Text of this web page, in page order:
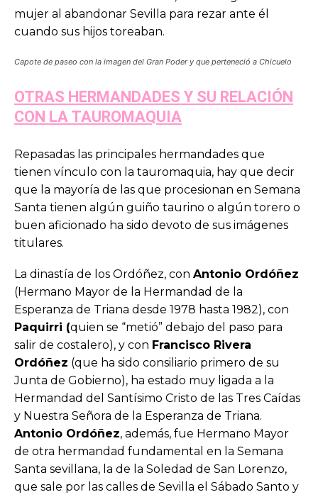
mujer al abandonar Sevilla para rezar ante él
cuando sus hijos toreaban.
Capote de paseo con la imagen del Gran Poder y que perteneció a Chicuelo
OTRAS HERMANDADES Y SU RELACIÓN
CON LA TAUROMAQUIA
Repasadas las principales hermandades que
tienen vínculo con la tauromaquia, hay que decir
que la mayoría de las que procesionan en Semana
Santa tienen algún guiño taurino o algún torero o
buen aficionado ha sido devoto de sus imágenes
titulares.
La dinastía de los Ordóñez, con Antonio Ordóñez
(Hermano Mayor de la Hermandad de la
Esperanza de Triana desde 1978 hasta 1982), con
Paquirri (quien se “metió” debajo del paso para
salir de costalero), y con Francisco Rivera
Ordóñez (que ha sido consiliario primero de su
Junta de Gobierno), ha estado muy ligada a la
Hermandad del Santísimo Cristo de las Tres Caídas
y Nuestra Señora de la Esperanza de Triana.
Antonio Ordóñez, además, fue Hermano Mayor
de otra hermandad fundamental en la Semana
Santa sevillana, la de la Soledad de San Lorenzo,
que sale por las calles de Sevilla el Sábado Santo y